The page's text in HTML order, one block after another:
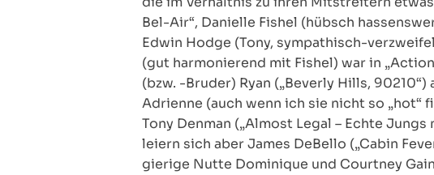
Bel-Air“, Danielle Fishel (hübsch
Edwin Hodge (Tony, sympathisch-
(gut harmonierend mit Fishel) war in
(bzw. -Bruder) Ryan („Beverly Hills,
Adrienne (auch wenn ich sie nicht so „hot“
Tony Denman („Almost Legal – Echte
leiern sich aber James DeBello („Cabin
gierige Nutte Dominique und Courtney